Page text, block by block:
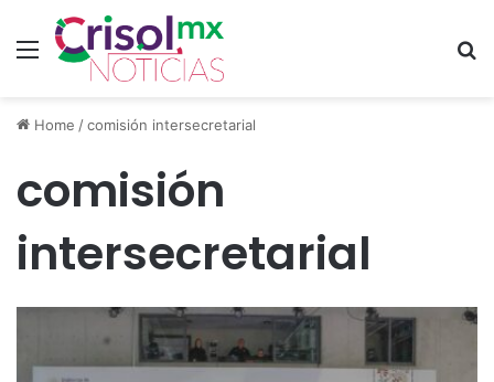
Menu
Home /comisión intersecretarial
comisión
intersecretarial